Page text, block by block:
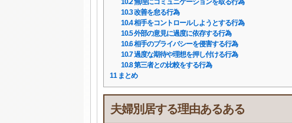
10.2無理にコミュニケーションを取る行為
10.3改善を怠る行為
10.4相手をコントロールしようとする行為
10.5外部の意見に過度に依存する行為
10.6相手のプライバシーを侵害する行為
10.7過度な期待や理想を押し付ける行為
10.8第三者との比較をする行為
11まとめ
夫婦別居する理由あるある